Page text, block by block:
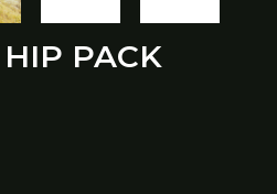
PACK